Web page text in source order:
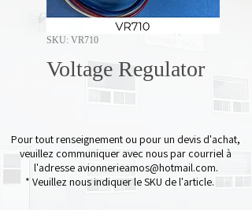
SKU: VR710
Voltage Regulator
Pour tout renseignement ou pour un devis d'achat,
veuillez communiquer avec nous par courriel à
l'adresse avionnerieamos@hotmail.com.
* Veuillez nous indiquer le SKU de l'article.